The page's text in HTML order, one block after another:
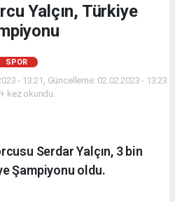
Yalçın, Türkiye
SPOR
- 13:21, Güncelleme: 02.02.2023 - 13:23
kez okundu.
Serdar Yalçın, 3 bin
Şampiyonu oldu.